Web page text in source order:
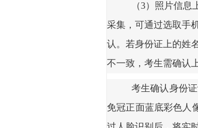
（3）照片信息
采集，可通过选取手
认。若身份证上的姓
不一致，考生需确认
考生确认身份
免冠正面蓝底彩色人